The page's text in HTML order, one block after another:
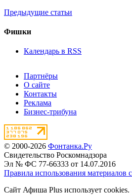
Предыдущие статьи
Фишки
Календарь в RSS
Партнёры
О сайте
Контакты
Реклама
Бизнес-трибуна
© 2000-2026 Фонтанка.Ру
Свидетельство Роскомнадзора
Эл № ФС 77-66333 от 14.07.2016
Правила использования материалов
Сайт Афиша Plus использует cookies.